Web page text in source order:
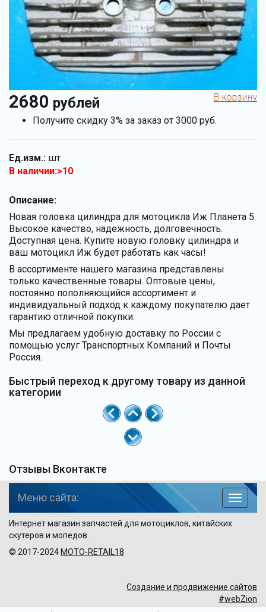
2680 рублей
Получите скидку 3% за заказ от 3000 руб.
Ед.изм.: шт
В наличии:>10
Описание:
Новая головка цилиндра для мотоцикла Иж Планета 5.
Высокое качество, надежность, долговечность.
Доступная цена. Купите новую головку цилиндра и
ваш мотоцикл Иж будет работать как часы!
В ассортименте нашего магазина представлены
только качественные товары. Оптовые цены,
постоянно пополняющийся ассортимент и
индивидуальный подход к каждому покупателю дает
гарантию отличной покупки.
Мы предлагаем удобную доставку по России с
помощью услуг Транспортных Компаний и Почты
Россия.
Быстрый переход к другому товару из данной
категории
Отзывы Вконтакте
по
Меню сайта:
Интернет магазин запчастей для мотоциклов, китайских
скутеров и мопедов.
© 2017-2024 MOTO-RETAIL18
Создание и продвижение сайтов
#webZion